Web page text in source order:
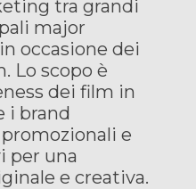
tra grandi
major
occasione dei
Lo scopo è
dei film in
i brand
e
per una
e creativa.